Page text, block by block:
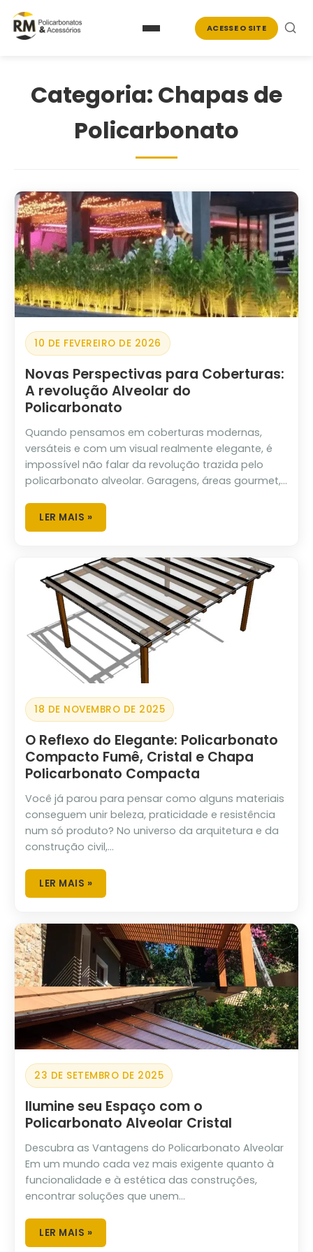
ACESSE O SITE
Categoria: Chapas de
Policarbonato
10 DE FEVEREIRO DE 2026
Novas Perspectivas para Coberturas:
A revolução Alveolar do
Policarbonato
Quando pensamos em coberturas modernas,
versáteis e com um visual realmente elegante, é
impossível não falar da revolução trazida pelo
policarbonato alveolar. Garagens, áreas gourmet,...
LER MAIS »
18 DE NOVEMBRO DE 2025
O Reflexo do Elegante: Policarbonato
Compacto Fumê, Cristal e Chapa
Policarbonato Compacta
Você já parou para pensar como alguns materiais
conseguem unir beleza, praticidade e resistência
num só produto? No universo da arquitetura e da
construção civil,...
LER MAIS »
23 DE SETEMBRO DE 2025
Ilumine seu Espaço com o
Policarbonato Alveolar Cristal
Descubra as Vantagens do Policarbonato Alveolar
Em um mundo cada vez mais exigente quanto à
funcionalidade e à estética das construções,
encontrar soluções que unem...
LER MAIS »